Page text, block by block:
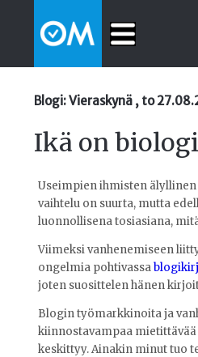
Blogi: Vieraskynä , to
Ikä on
Useimpien ihmisten
vaihtelu on suurta, mutta
luonnollisena tosiasiana,
Viimeksi vanhenemiseen
ongelmia pohtivassa
joten suosittelen hänen
Blogin työmarkkinoita ja
kiinnostavampaa
keskittyy. Ainakin minut tuo